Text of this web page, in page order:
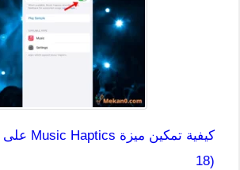
18)